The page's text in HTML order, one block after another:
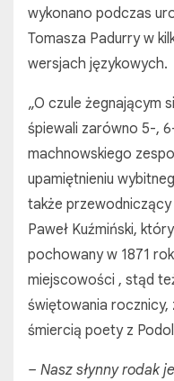
wykonano podczas
Tomasza Padurry w
wersjach językowych.
„O czule żegnającym
śpiewali zarówno 5-,
machnowskiego
upamiętnieniu
także
Paweł Kuźmiński,
pochowany w 1871
miejscowości , stąd
świętowania rocznicy,
śmiercią poety z
– Nasz słynny rodak